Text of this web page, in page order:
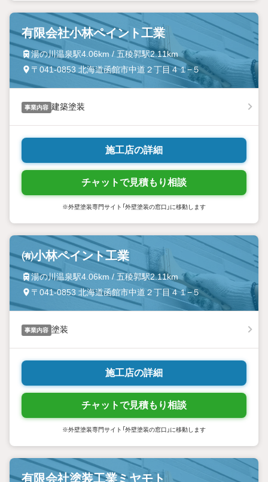
有限会社小林ペイント工業
湯の川温泉駅4.06km / 五稜郭駅2.11km
〒041-0853 北海道函館市中道２丁目４１−５
事業内容 建築塗装
施工店の詳細
チャットで見積もり相談
※外壁塗装専門サイト「外壁塗装の窓口」に移動します
㈲小林ペイント工業
湯の川温泉駅4.06km / 五稜郭駅2.11km
〒041-0853 北海道函館市中道２丁目４１−５
事業内容 塗装
施工店の詳細
チャットで見積もり相談
※外壁塗装専門サイト「外壁塗装の窓口」に移動します
有限会社塗装工業ミヤモト